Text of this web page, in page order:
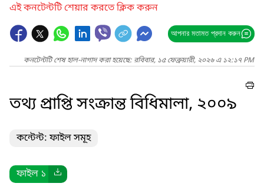
এই কনটেন্টটি শেয়ার করতে ক্লিক করুন
আপনার মতামত প্রদান করুন
কনটেন্টটি শেষ হাল-নাগাদ করা হয়েছে: রবিবার, ১৫ ফেব্রুয়ারী, ২০২৬ এ ১২:১৭ PM
তথ্য প্রাপ্তি সংক্রান্ত বিধিমালা, ২০০৯
কন্টেন্ট: ফাইল সমূহ
ফাইল ১